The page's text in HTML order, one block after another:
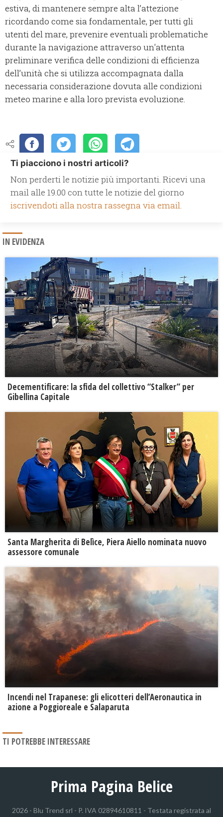
estiva, di mantenere sempre alta l’attezione
ricordando come sia fondamentale, per tutti gli
utenti del mare, prevenire eventuali problematiche
durante la navigazione attraverso un'attenta
preliminare verifica delle condizioni di efficienza
dell’unità che si utilizza accompagnata dalla
necessaria considerazione dovuta alle condizioni
meteo marine e alla loro prevista evoluzione.
Ti piacciono i nostri articoli?
Non perderti le notizie più importanti. Ricevi una
mail alle 19.00 con tutte le notizie del giorno
iscrivendoti alla nostra rassegna via email.
IN EVIDENZA
Decementificare: la sfida del collettivo “Stalker” per
Gibellina Capitale
Santa Margherita di Belìce, Piera Aiello nominata nuovo
assessore comunale
Incendi nel Trapanese: gli elicotteri dell’Aeronautica in
azione a Poggioreale e Salaparuta
TI POTREBBE INTERESSARE
Prima Pagina Belice
2026 - Blu Trend srl - P. IVA 02894610811 - Testata registrata al